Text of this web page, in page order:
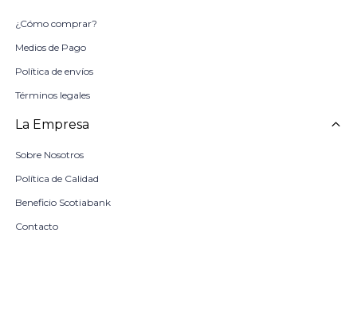
¿Cómo comprar?
Medios de Pago
Política de envíos
Términos legales
La Empresa
Sobre Nosotros
Política de Calidad
Beneficio Scotiabank
Contacto